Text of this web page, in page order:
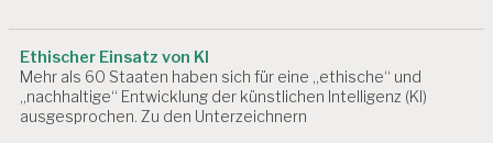
Ethischer Einsatz von KI
Mehr als 60 Staaten haben sich für eine „ethische“ und
„nachhaltige“ Entwicklung der künstlichen Intelligenz (KI)
ausgesprochen. Zu den Unterzeichnern